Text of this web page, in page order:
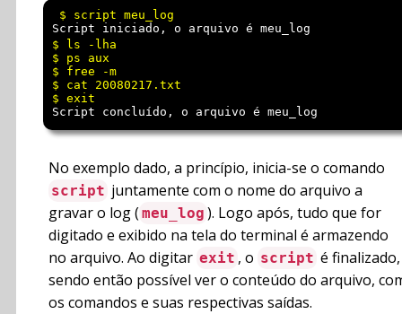
Script iniciado, o arquivo é meu_log
$ ls -lha
$ ps aux
$ free -m
$ cat 20080217.txt
Script concluído, o arquivo é meu_log
No exemplo dado, a princípio, inicia-se o comando
script juntamente com o nome do arquivo a
gravar o log (meu_log ). Logo após, tudo que for
digitado e exibido na tela do terminal é armazendo
no arquivo. Ao digitar exit , o script é finalizado,
sendo então possível ver o conteúdo do arquivo,
os comandos e suas respectivas saídas.